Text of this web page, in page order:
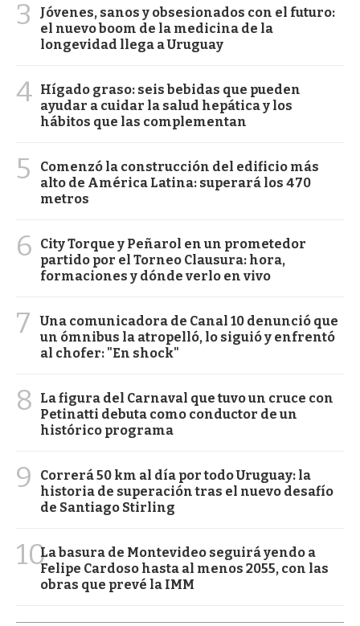
3
Jóvenes, sanos y obsesionados con el futuro:
el nuevo boom de la medicina de la
longevidad llega a Uruguay
4 Hígado graso: seis bebidas que pueden
ayudar a cuidar la salud hepática y los
hábitos que las complementan
5
Comenzó la construcción del edificio más
alto de América Latina: superará los 470
metros
6
City Torque y Peñarol en un prometedor
partido por el Torneo Clausura: hora,
formaciones y dónde verlo en vivo
7
Una comunicadora de Canal 10 denunció que
un ómnibus la atropelló, lo siguió y enfrentó
al chofer: "En shock"
8
La figura del Carnaval que tuvo un cruce con
Petinatti debuta como conductor de un
histórico programa
9
Correrá 50 km al día por todo Uruguay: la
historia de superación tras el nuevo desafío
de Santiago Stirling
10La basura de Montevideo seguirá yendo a
Felipe Cardoso hasta al menos 2055, con las
obras que prevé la IMM